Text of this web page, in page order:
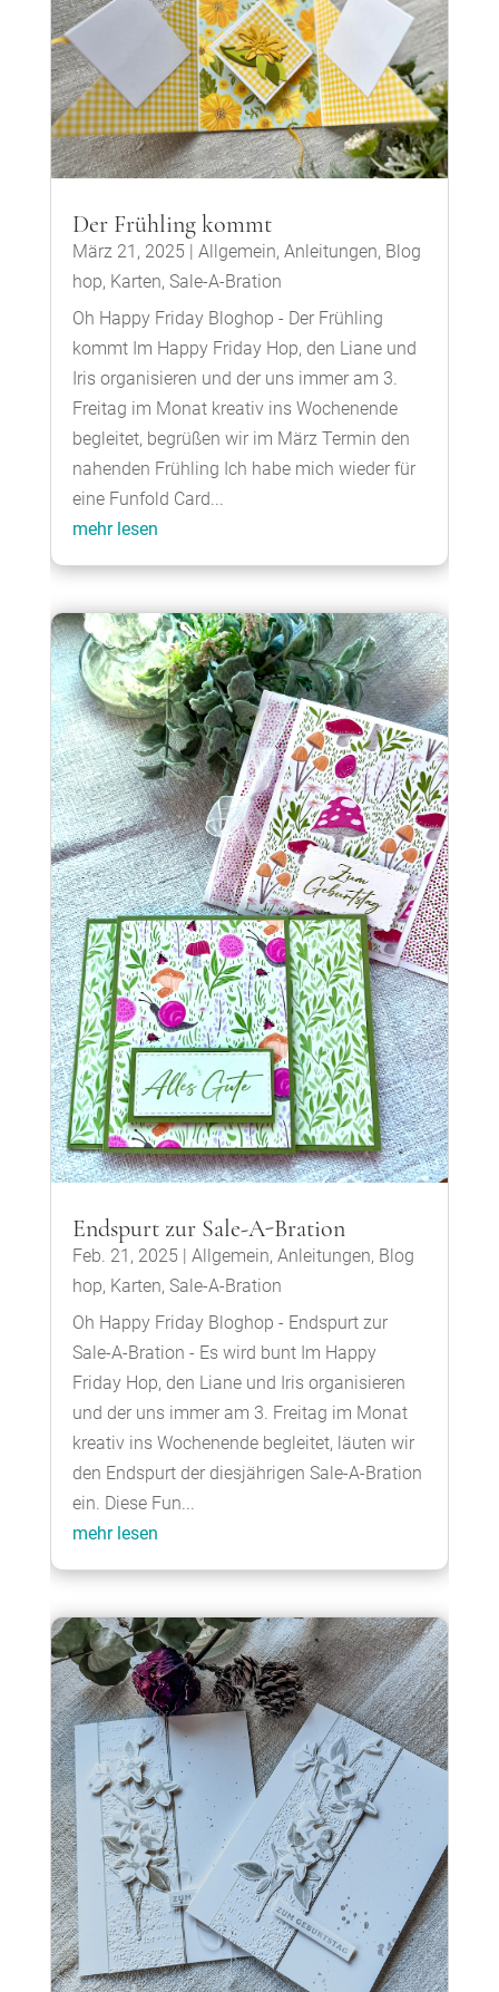
Der Frühling kommt
März 21, 2025 | Allgemein, Anleitungen, Blog
hop, Karten, Sale-A-Bration
Oh Happy Friday Bloghop - Der Frühling
kommt Im Happy Friday Hop, den Liane und
Iris organisieren und der uns immer am 3.
Freitag im Monat kreativ ins Wochenende
begleitet, begrüßen wir im März Termin den
nahenden Frühling Ich habe mich wieder für
eine Funfold Card...
mehr lesen
Endspurt zur Sale-A-Bration
Feb. 21, 2025 | Allgemein, Anleitungen, Blog
hop, Karten, Sale-A-Bration
Oh Happy Friday Bloghop - Endspurt zur
Sale-A-Bration - Es wird bunt Im Happy
Friday Hop, den Liane und Iris organisieren
und der uns immer am 3. Freitag im Monat
kreativ ins Wochenende begleitet, läuten wir
den Endspurt der diesjährigen Sale-A-Bration
ein. Diese Fun...
mehr lesen